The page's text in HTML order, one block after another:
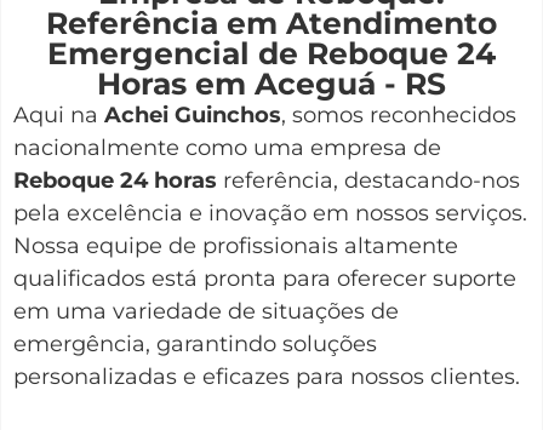
Referência em Atendimento
Emergencial de Reboque 24
Horas em Aceguá - RS
Aqui na Achei Guinchos, somos reconhecidos
nacionalmente como uma empresa de
Reboque 24 horas referência, destacando-nos
pela excelência e inovação em nossos serviços.
Nossa equipe de profissionais altamente
qualificados está pronta para oferecer suporte
em uma variedade de situações de
emergência, garantindo soluções
personalizadas e eficazes para nossos clientes.